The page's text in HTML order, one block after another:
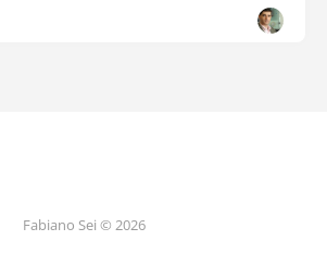
Fabiano Sei © 2026